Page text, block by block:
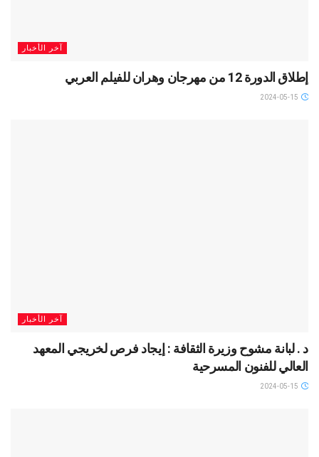
آخر الأخبار
إطلاق الدورة 12 من مهرجان وهران للفيلم العربي
آخر الأخبار
د . لبانة مشوح وزيرة الثقافة : إيجاد فرص لخريجي المعهد
العالي للفنون المسرحية